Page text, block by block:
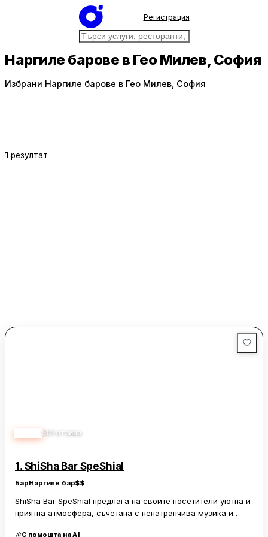
Регистрация
Наргиле барове в Гео Милев, София
Избрани Наргиле барове в Гео Милев, София
1 резултат
501 отзива
1. ShiSha Bar SpeShial
БарНаргиле бар$$
ShiSha Bar SpeShial предлага на своите посетители уютна и
приятна атмосфера, съчетана с ненатрапчива музика и
С помощта на AI